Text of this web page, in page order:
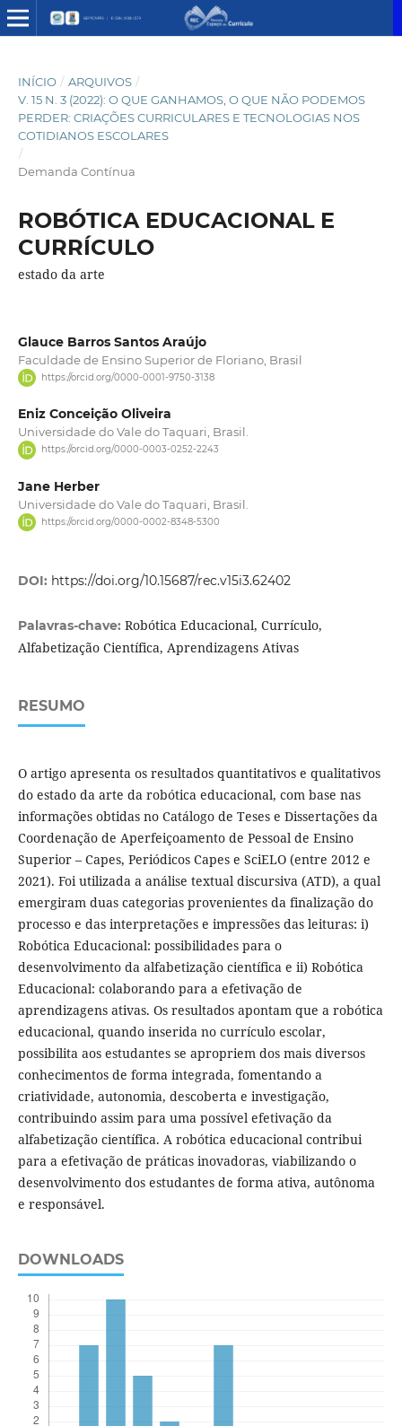
INÍCIO / ARQUIVOS /
V. 15 N. 3 (2022): O QUE GANHAMOS, O QUE NÃO PODEMOS
PERDER: CRIAÇÕES CURRICULARES E TECNOLOGIAS NOS
COTIDIANOS ESCOLARES
/
Demanda Contínua
ROBÓTICA EDUCACIONAL E
CURRÍCULO
estado da arte
Glauce Barros Santos Araújo
Faculdade de Ensino Superior de Floriano, Brasil
https://orcid.org/0000-0001-9750-3138
Eniz Conceição Oliveira
Universidade do Vale do Taquari, Brasil.
https://orcid.org/0000-0003-0252-2243
Jane Herber
Universidade do Vale do Taquari, Brasil.
https://orcid.org/0000-0002-8348-5300
DOI: https://doi.org/10.15687/rec.v15i3.62402
Palavras-chave: Robótica Educacional, Currículo,
Alfabetização Científica, Aprendizagens Ativas
RESUMO
O artigo apresenta os resultados quantitativos e qualitativos
do estado da arte da robótica educacional, com base nas
informações obtidas no Catálogo de Teses e Dissertações da
Coordenação de Aperfeiçoamento de Pessoal de Ensino
Superior – Capes, Periódicos Capes e SciELO (entre 2012 e
2021). Foi utilizada a análise textual discursiva (ATD), a qual
emergiram duas categorias provenientes da finalização do
processo e das interpretações e impressões das leituras: i)
Robótica Educacional: possibilidades para o
desenvolvimento da alfabetização científica e ii) Robótica
Educacional: colaborando para a efetivação de
aprendizagens ativas. Os resultados apontam que a robótica
educacional, quando inserida no currículo escolar,
possibilita aos estudantes se apropriem dos mais diversos
conhecimentos de forma integrada, fomentando a
criatividade, autonomia, descoberta e investigação,
contribuindo assim para uma possível efetivação da
alfabetização científica. A robótica educacional contribui
para a efetivação de práticas inovadoras, viabilizando o
desenvolvimento dos estudantes de forma ativa, autônoma
e responsável.
DOWNLOADS